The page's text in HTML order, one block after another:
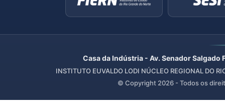
Casa da Indústria - Av. Senador
INSTITUTO EUVALDO LODI NÚCLEO REGIONAL DO
© Copyright 2026 - Todos os